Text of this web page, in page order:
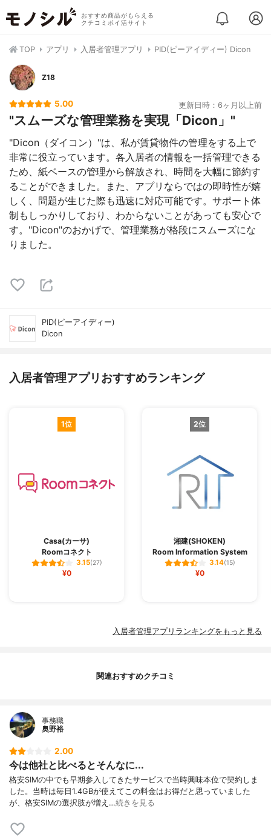
おすすめ商品がもらえる
クチコミポイ活サイト
TOP アプリ 入居者管理アプリ PID(ピーアイディー) Dicon
Z18
5.00 更新日時：6ヶ月以上前
"スムーズな管理業務を実現「Dicon」"
"Dicon（ダイコン）"は、私が賃貸物件の管理をする上で
非常に役立っています。各入居者の情報を一括管理できる
ため、紙ベースの管理から解放され、時間を大幅に節約す
ることができました。また、アプリならではの即時性が嬉
しく、問題が生じた際も迅速に対応可能です。サポート体
制もしっかりしており、わからないことがあっても安心で
す。"Dicon"のおかげで、管理業務が格段にスムーズにな
りました。
PID(ピーアイディー)
Dicon
入居者管理アプリおすすめランキング
1位
Casa(カーサ)
Roomコネクト
3.15(27)
¥0
2位
湘建(SHOKEN)
Room Information System
3.14(15)
¥0
入居者管理アプリランキングをもっと見る
関連おすすめクチコミ
事務職
奥野裕
2.00
今は他社と比べるとそんなに...
格安SIMの中でも早期参入してきたサービスで当時興味本位で契約しま
した。当時は毎日1.4GBが使えてこの料金はお得だと思っていました
が、格安SIMの選択肢が増え…続きを見る